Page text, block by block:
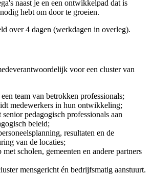
naast je en een ontwikkelpad dat is
hebt om door te groeien.
over 4 dagen (werkdagen in overleg).
voor een cluster van
team van betrokken professionals;
medewerkers in hun ontwikkeling;
pedagogisch professionals aan
beleid;
resultaten en de
van de locaties;
scholen, gemeenten en andere partners
mensgericht én bedrijfsmatig aanstuurt.